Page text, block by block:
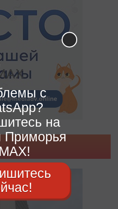
с
на
Приморья